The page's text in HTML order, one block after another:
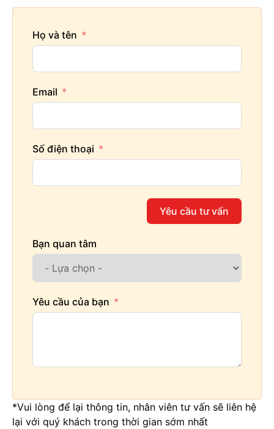
Họ và tên
Email
Số điện thoại
Yêu cầu tư vấn
Bạn quan tâm
Yêu cầu của bạn
*Vui lòng để lại thông tin, nhân viên tư vấn sẽ liên hệ
lại với quý khách trong thời gian sớm nhất